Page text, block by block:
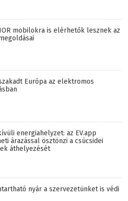
mobilokra is elérhetők lesznek az
Európa az elektromos
energiahelyzet: az EV.app
árazással ösztönzi a csúcsidei
áthelyezését
nyár a szervezetünket is védi